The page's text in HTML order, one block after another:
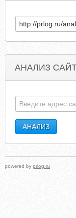
АНАЛИЗ
powered by prlog.ru